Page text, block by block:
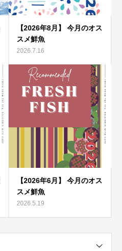
【2026年8月】 今月のオス
スメ鮮魚
2026.7.16
【2026年6月】 今月のオス
スメ鮮魚
2026.5.19